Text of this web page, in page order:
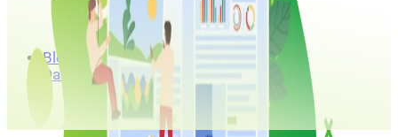
Bricks
Builder
Hosting
Blog / Magazin
Dashboard
Member
register
Member